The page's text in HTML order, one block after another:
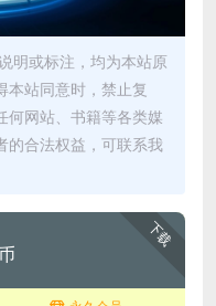
明或标注，均为本站原
本站同意时，禁止复
何网站、书籍等各类媒
的合法权益，可联系我
下载